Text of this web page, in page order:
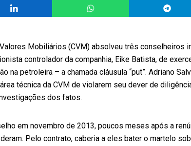
Mobiliários (CVM) absolveu três conselheiros
controlador da companhia, Eike Batista, de
na petroleira – a chamada cláusula “put”. Adriano
técnica da CVM de violarem seu dever de
dos fatos.
em novembro de 2013, poucos meses após a
Pelo contrato, caberia a eles bater o martelo